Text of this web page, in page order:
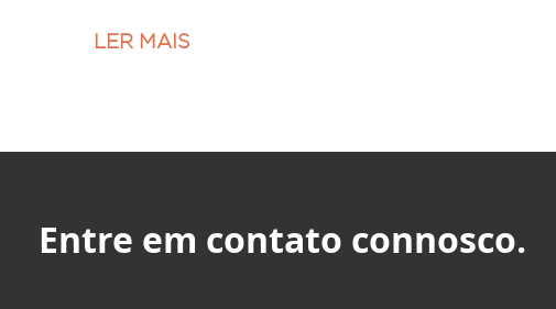
LER MAIS
Entre em contato connosco.